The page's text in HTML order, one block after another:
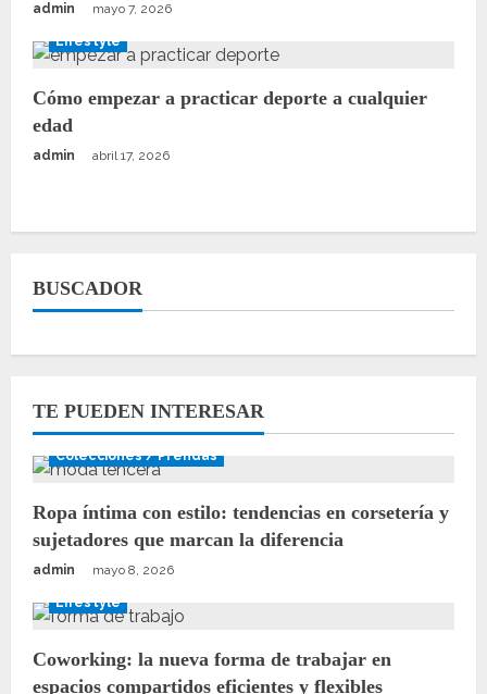
admin mayo 7, 2026
Lifestyle
Cómo empezar a practicar deporte a cualquier
edad
admin abril 17, 2026
BUSCADOR
TE PUEDEN INTERESAR
Colecciones / Prendas
Ropa íntima con estilo: tendencias en corsetería y
sujetadores que marcan la diferencia
admin mayo 8, 2026
Lifestyle
Coworking: la nueva forma de trabajar en
espacios compartidos eficientes y flexibles